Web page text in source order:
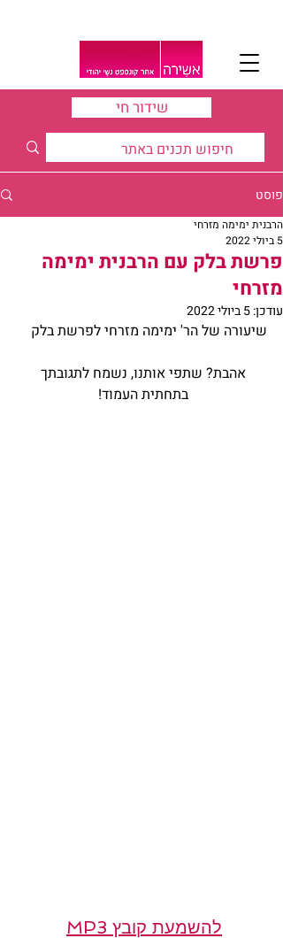
שידור חי
פוסט
פרשת בלק עם הרבנית ימימה
מזרחי
הרבנית ימימה מזרחי
5 ביולי 2022
עודכן:5 ביולי 2022
שיעורה של הר' ימימה מזרחי לפרשת בלק
אהבת? שתפי אותנו, נשמח לתגובתך
בתחתית העמוד!
להשמעת קובץ MP3